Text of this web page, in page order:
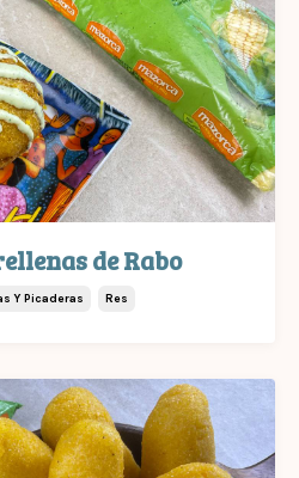
de Rabo
Y Picaderas Res